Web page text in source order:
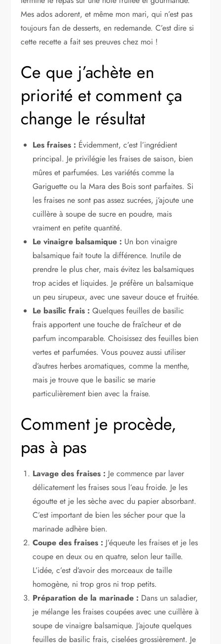
Mes ados adorent, et même mon mari, qui n’est pas
toujours fan de desserts, en redemande. C’est dire si
cette recette a fait ses preuves chez moi !
Ce que j’achète en
priorité et comment ça
change le résultat
Les fraises : Évidemment, c’est l’ingrédient
principal. Je privilégie les fraises de saison, bien
mûres et parfumées. Les variétés comme la
Gariguette ou la Mara des Bois sont parfaites. Si
les fraises ne sont pas assez sucrées, j’ajoute une
cuillère à soupe de sucre en poudre, mais
vraiment en petite quantité.
Le vinaigre balsamique : Un bon vinaigre
balsamique fait toute la différence. Inutile de
prendre le plus cher, mais évitez les balsamiques
trop acides et liquides. Je préfère un balsamique
un peu sirupeux, avec une saveur douce et fruitée.
Le basilic frais : Quelques feuilles de basilic
frais apportent une touche de fraîcheur et de
parfum incomparable. Choisissez des feuilles bien
vertes et parfumées. Vous pouvez aussi utiliser
d’autres herbes aromatiques, comme la menthe,
mais je trouve que le basilic se marie
particulièrement bien avec la fraise.
Comment je procède,
pas à pas
Lavage des fraises : Je commence par laver
délicatement les fraises sous l’eau froide. Je les
égoutte et je les sèche avec du papier absorbant.
C’est important de bien les sécher pour que la
marinade adhère bien.
Coupe des fraises : J’équeute les fraises et je les
coupe en deux ou en quatre, selon leur taille.
L’idée, c’est d’avoir des morceaux de taille
homogène, ni trop gros ni trop petits.
Préparation de la marinade : Dans un saladier,
je mélange les fraises coupées avec une cuillère à
soupe de vinaigre balsamique. J’ajoute quelques
feuilles de basilic frais, ciselées grossièrement. Je